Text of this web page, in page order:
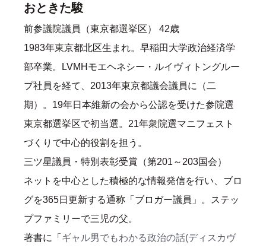
おときた駿
前参議院議員（東京都選挙区） 42歳
1983年東京都北区生まれ。早稲田大学政治経済学
部卒業。LVMHモエヘネシー・ルイヴィトングルー
プ社員を経て、2013年東京都議会議員に（二
期）。19年日本維新の会から公認を受けた参院選
東京都選挙区で初当選。21年衆院選マニフェスト
づくりで中心的役割を担う。
三ツ星議員・特別表彰受賞（第201～203国会）
ネットを中心とした積極的な情報発信を行い、ブロ
グを365日更新する通称「ブロガー議員」。ステッ
プファミリーで三児の父。
著書に「 ギャル男でもわかる政治の話(ディスカヴ